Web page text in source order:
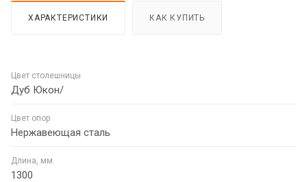
ХАРАКТЕРИСТИКИ КАК КУПИТЬ
Цвет столешницы
Дуб Юкон/
Цвет опор
Нержавеющая сталь
Длина, мм
1300